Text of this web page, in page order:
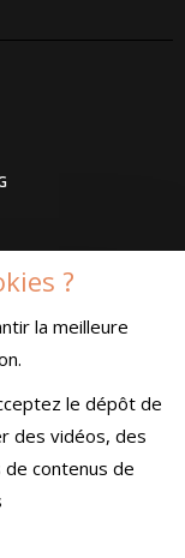
?
la meilleure
le dépôt de
des vidéos, des
contenus de